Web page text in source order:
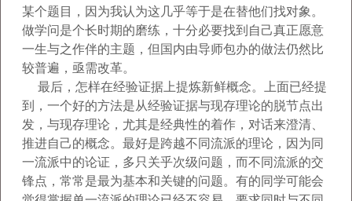
某个题目，因为我认为这几乎等于是在替他们找对象。
做学问是个长时期的磨练，十分必要找到自己真正愿意
一生与之作伴的主题，但国内由导师包办的做法仍然比
较普遍，亟需改革。
最后，怎样在经验证据上提炼新鲜概念。上面已经提
到，一个好的方法是从经验证据与现存理论的脱节点出
发，与现存理论，尤其是经典性的着作，对话来澄清、
推进自己的概念。最好是跨越不同流派的理论，因为同
一流派中的论证，多只关乎次级问题，而不同流派的交
锋点，常常是最为基本和关键的问题。有的同学可能会